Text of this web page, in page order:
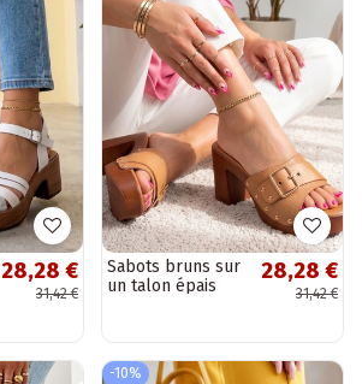
28,28 €
31,42 €
Sabots bruns sur
un talon épais
28,28 €
31,42 €
-10%